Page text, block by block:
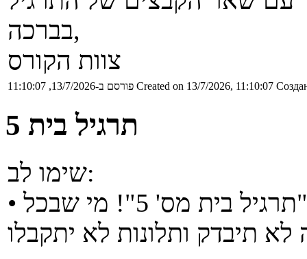
בברכה,
צוות הקורס
פורסם ב-13/7/2026, 11:10:07 Created on 13/7/2026, 11:10:07
תרגיל בית 5
שימו לב:
• אין להגיש את ת''ב 4 לתוך המטלה "תרגיל בית מס' 5"! מי שבכל